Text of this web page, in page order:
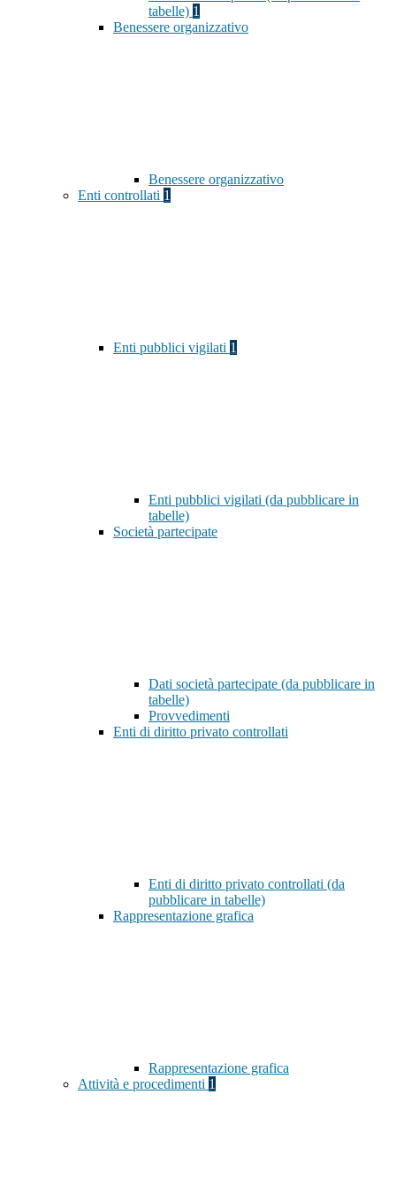
tabelle) 1
Benessere organizzativo
Benessere organizzativo
Enti controllati 1
Enti pubblici vigilati 1
Enti pubblici vigilati (da pubblicare in
tabelle)
Società partecipate
Dati società partecipate (da pubblicare in
tabelle)
Provvedimenti
Enti di diritto privato controllati
Enti di diritto privato controllati (da
pubblicare in tabelle)
Rappresentazione grafica
Rappresentazione grafica
Attività e procedimenti 1